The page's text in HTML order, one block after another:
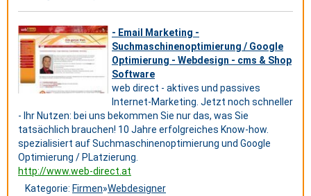
- Email Marketing -
Suchmaschinenoptimierung / Google
Optimierung - Webdesign - cms & Shop
Software
web direct - aktives und passives
Internet-Marketing. Jetzt noch schneller
- Ihr Nutzen: bei uns bekommen Sie nur das, was Sie
tatsächlich brauchen! 10 Jahre erfolgreiches Know-how.
spezialisiert auf Suchmaschinenoptimierung und Google
Optimierung / PLatzierung.
http://www.web-direct.at
Kategorie: Firmen»Webdesigner